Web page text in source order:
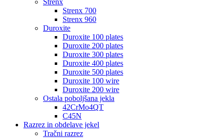
Strenx
Strenx 700
Strenx 960
Duroxite
Duroxite 100 plates
Duroxite 200 plates
Duroxite 300 plates
Duroxite 400 plates
Duroxite 500 plates
Duroxite 100 wire
Duroxite 200 wire
Ostala poboljšana jekla
42CrMo4QT
C45N
Razrez in obdelave jekel
Tračni razrez